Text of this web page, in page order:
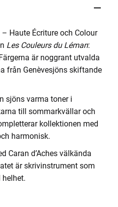
Haute Écriture och Colour
Les Couleurs du Léman:
är noggrant utvalda
från Genèvesjöns skiftande
sjöns varma toner i
till sommarkvällar och
kollektionen med
harmonisk.
Caran d’Aches välkända
är skrivinstrument som